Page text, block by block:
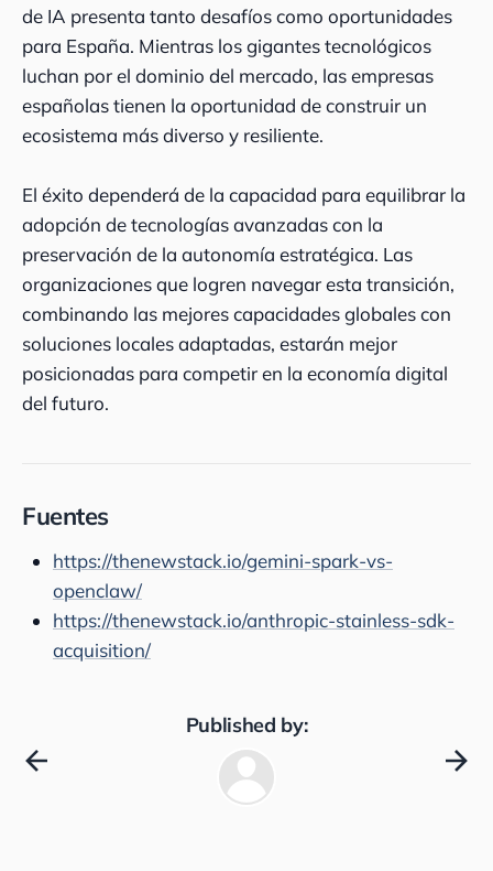
de IA presenta tanto desafíos como oportunidades
para España. Mientras los gigantes tecnológicos
luchan por el dominio del mercado, las empresas
españolas tienen la oportunidad de construir un
ecosistema más diverso y resiliente.
El éxito dependerá de la capacidad para equilibrar la
adopción de tecnologías avanzadas con la
preservación de la autonomía estratégica. Las
organizaciones que logren navegar esta transición,
combinando las mejores capacidades globales con
soluciones locales adaptadas, estarán mejor
posicionadas para competir en la economía digital
del futuro.
Fuentes
https://thenewstack.io/gemini-spark-vs-
openclaw/
https://thenewstack.io/anthropic-stainless-sdk-
acquisition/
Published by: